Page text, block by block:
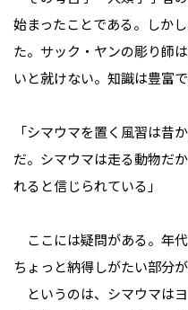
始まったことである。しか
た。サック・ヤンの彫り師
いと就けない。知識は豊富で
「シマウマを置く風習は昔か
だ。シマウマは走る動物だ
れると信じられている」
ここには疑問がある。年
ちょっと納得しがたい部分が
というのは、シマウマは